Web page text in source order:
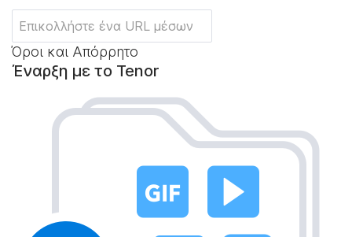
Όροι και Απόρρητο
Έναρξη με το Tenor